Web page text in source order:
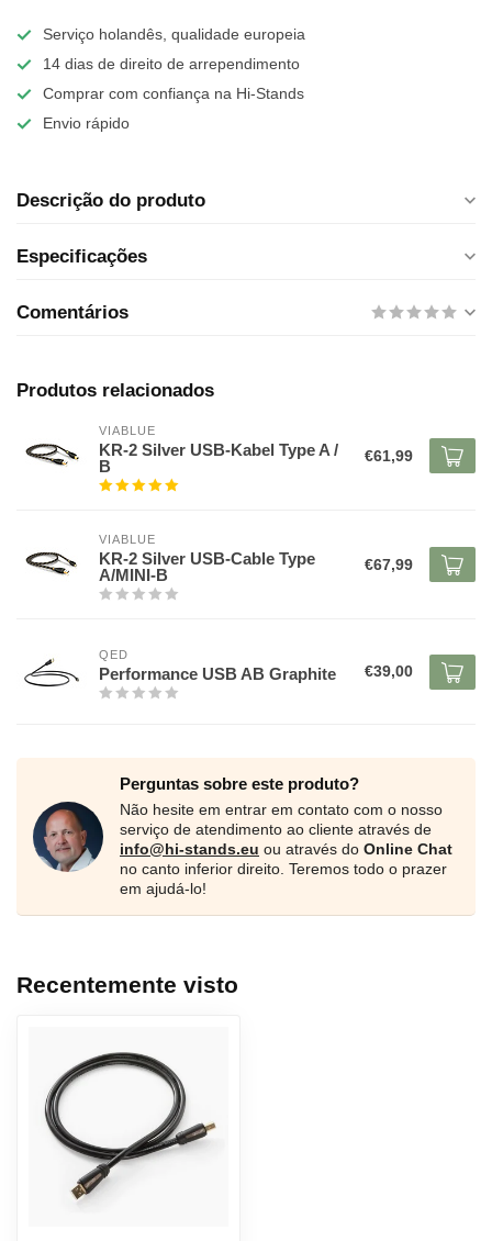
Serviço holandês, qualidade europeia
14 dias de direito de arrependimento
Comprar com confiança na Hi-Stands
Envio rápido
Descrição do produto
Especificações
Comentários
Produtos relacionados
VIABLUE
KR-2 Silver USB-Kabel Type A /
B
€61,99
VIABLUE
KR-2 Silver USB-Cable Type
A/MINI-B
€67,99
QED
Performance USB AB Graphite €39,00
Perguntas sobre este produto?
Não hesite em entrar em contato com o nosso
serviço de atendimento ao cliente através de
info@hi-stands.eu ou através do Online Chat
no canto inferior direito. Teremos todo o prazer
em ajudá-lo!
Recentemente visto